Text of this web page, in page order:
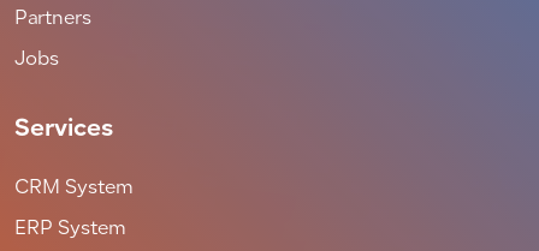
Partners
Jobs
Services
CRM System
ERP System